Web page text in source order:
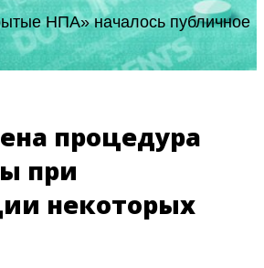
НПА» началось публичное
процедура
при
некоторых